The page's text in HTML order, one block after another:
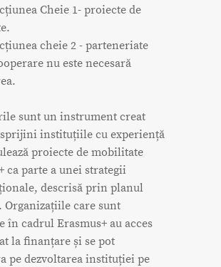
Cheie 1- proiecte de
cheie 2 - parteneriate
nu este necesară
sunt un instrument creat
instituțiile cu experiență
proiecte de mobilitate
ca parte a unei strategii
descrisă prin planul
Organizațiile care sunt
în cadrul Erasmus+ au acces
la finanțare și se pot
pe dezvoltarea instituției pe